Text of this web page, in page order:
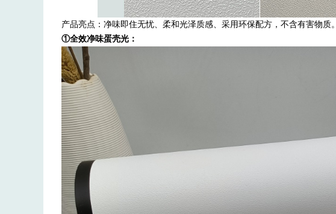
产品亮点：净味即住无忧、柔和光泽质感、采用环保配方，不含有害物质。
①全效净味蛋壳光：